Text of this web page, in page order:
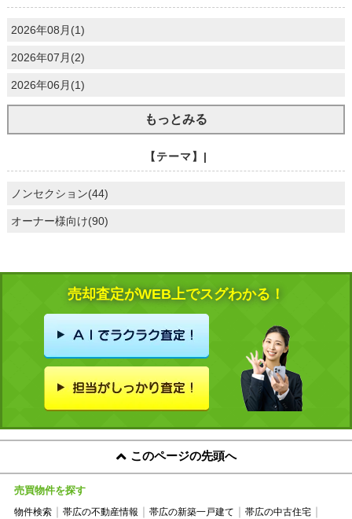
2026年08月(1)
2026年07月(2)
2026年06月(1)
もっとみる
【テーマ】|
ノンセクション(44)
オーナー様向け(90)
売却査定がWEB上でスグわかる！
このページの先頭へ
売買物件を探す
物件検索 帯広の不動産情報 帯広の新築一戸建て
帯広の中古住宅